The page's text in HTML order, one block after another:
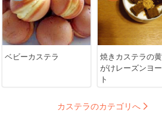
ベビーカステラ
焼きカステラの
がけレーズンヨ
ト
カステラのカテゴリへ